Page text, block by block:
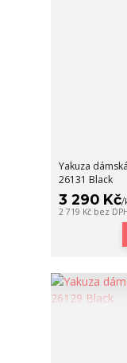
Yakuza
26131 Black
3 290 Kč/
2 719 Kč bez